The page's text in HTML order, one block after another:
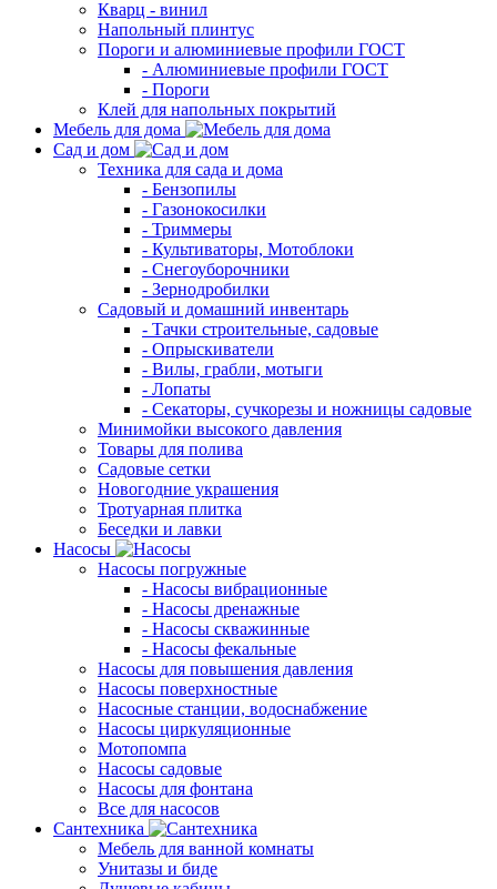
Кварц - винил
Напольный плинтус
Пороги и алюминиевые профили ГОСТ
- Алюминиевые профили ГОСТ
- Пороги
Клей для напольных покрытий
Мебель для дома
Сад и дом
Техника для сада и дома
- Бензопилы
- Газонокосилки
- Триммеры
- Культиваторы, Мотоблоки
- Снегоуборочники
- Зернодробилки
Садовый и домашний инвентарь
- Тачки строительные, садовые
- Опрыскиватели
- Вилы, грабли, мотыги
- Лопаты
- Секаторы, сучкорезы и ножницы садовые
Минимойки высокого давления
Товары для полива
Садовые сетки
Новогодние украшения
Тротуарная плитка
Беседки и лавки
Насосы
Насосы погружные
- Насосы вибрационные
- Насосы дренажные
- Насосы скважинные
- Насосы фекальные
Насосы для повышения давления
Насосы поверхностные
Насосные станции, водоснабжение
Насосы циркуляционные
Мотопомпа
Насосы садовые
Насосы для фонтана
Все для насосов
Сантехника
Мебель для ванной комнаты
Унитазы и биде